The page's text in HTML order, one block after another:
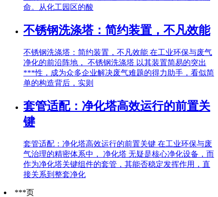
命。从化工园区的酸
不锈钢洗涤塔：简约装置，不凡效能
不锈钢洗涤塔：简约装置，不凡效能 在工业环保与废气
净化的前沿阵地， 不锈钢洗涤塔 以其装置简易的突出
***性，成为众多企业解决废气难题的得力助手，看似简
单的构造背后，实则
套管适配：净化塔高效运行的前置关
键
套管适配：净化塔高效运行的前置关键 在工业环保与废
气治理的精密体系中， 净化塔 无疑是核心净化设备，而
作为净化塔关键组件的套管，其能否稳定发挥作用，直
接关系到整套净化
***页